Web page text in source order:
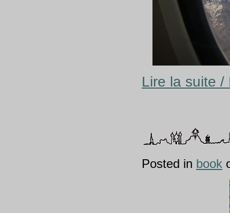
Lire la suite /
Posted in book